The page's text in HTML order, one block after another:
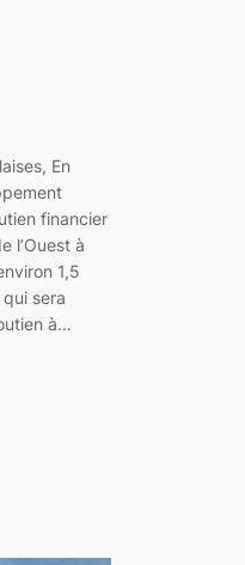
En
financier
l’Ouest à
1,5
sera
à…